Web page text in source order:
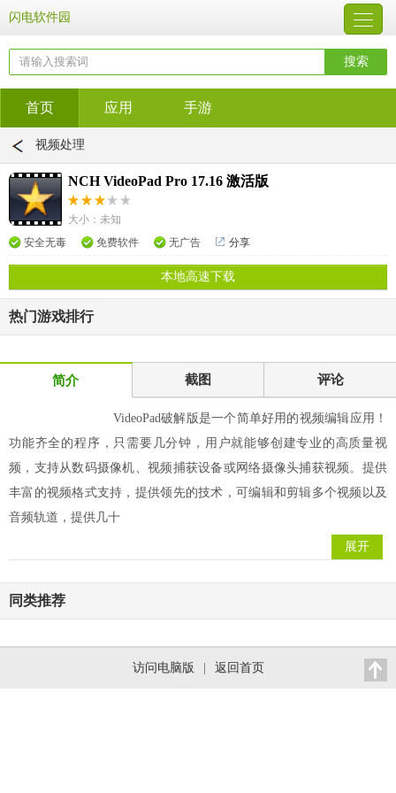
闪电软件园
首页 应用 手游
视频处理
NCH VideoPad Pro 17.16 激活版
大小：未知
安全无毒
免费软件 无广告 分享
本地高速下载
热门游戏排行
简介 截图 评论
VideoPad破解版是一个简单好用的视频编辑应用！
功能齐全的程序，只需要几分钟，用户就能够创建专业的高质量视
频，支持从数码摄像机、视频捕获设备或网络摄像头捕获视频。提供
丰富的视频格式支持，提供领先的技术，可编辑和剪辑多个视频以及
音频轨道，提供几十
展开
同类推荐
访问电脑版 返回首页